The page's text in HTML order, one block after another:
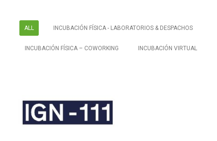
ALL INCUBACIÓN FÍSICA - LABORATORIOS & DESPACHOS
INCUBACIÓN FÍSICA – COWORKING INCUBACIÓN VIRTUAL